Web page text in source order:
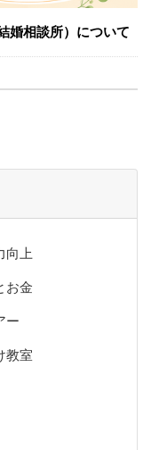
婚相談所）について
向上
お金
ー
教室